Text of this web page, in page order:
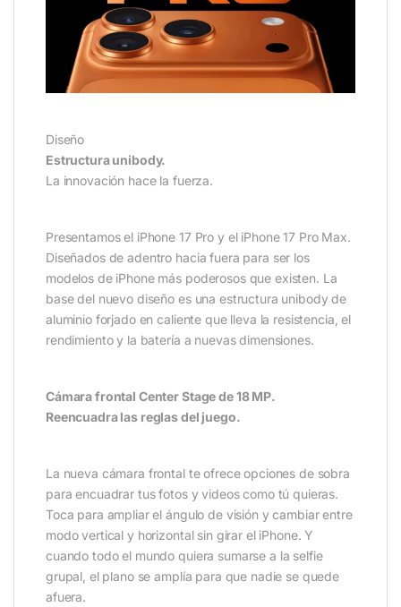
Diseño
Estructura unibody.
La innovación hace la fuerza.
Presentamos el iPhone 17 Pro y el iPhone 17 Pro Max.
Diseñados de adentro hacia fuera para ser los
modelos de iPhone más poderosos que existen. La
base del nuevo diseño es una estructura unibody de
aluminio forjado en caliente que lleva la resistencia, el
rendimiento y la batería a nuevas dimensiones.
Cámara frontal Center Stage de 18 MP.
Reencuadra las reglas del juego.
La nueva cámara frontal te ofrece opciones de sobra
para encuadrar tus fotos y videos como tú quieras.
Toca para ampliar el ángulo de visión y cambiar entre
modo vertical y horizontal sin girar el iPhone. Y
cuando todo el mundo quiera sumarse a la selfie
grupal, el plano se amplía para que nadie se quede
afuera.